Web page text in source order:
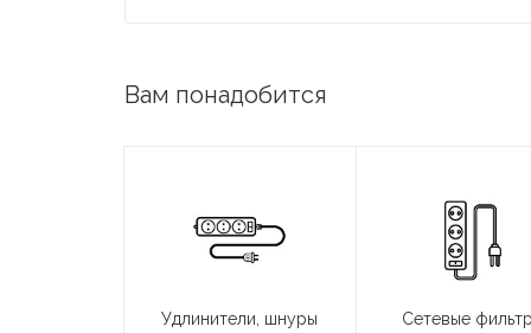
Вам понадобится
Удлинители, шнуры Сетевые